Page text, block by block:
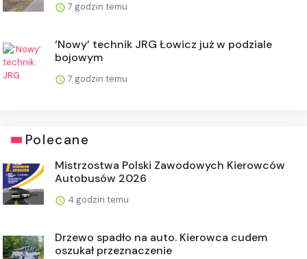
7 godzin temu
‘Nowy’ technik JRG Łowicz już w podziale
bojowym
7 godzin temu
Polecane
Mistrzostwa Polski Zawodowych Kierowców
Autobusów 2026
4 godzin temu
Drzewo spadło na auto. Kierowca cudem
oszukał przeznaczenie